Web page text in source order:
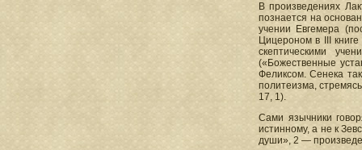
В произведениях
познается на
учении Евгемера
Цицероном в III
скептическими
(«Божественные
Феликсом. Сенека
политеизма,
17, 1).
Сами язычники
истинному, а не к
души», 2 —